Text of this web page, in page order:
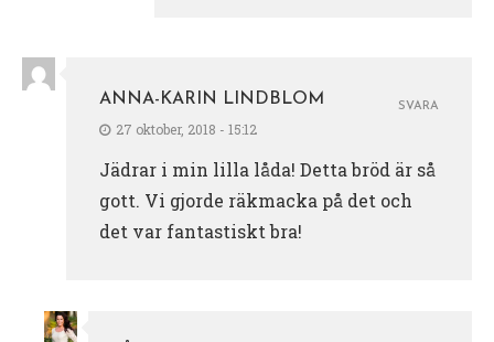
ANNA-KARIN LINDBLOM
27 oktober, 2018 - 15:12
Jädrar i min lilla låda! Detta bröd är så
gott. Vi gjorde räkmacka på det och
det var fantastiskt bra!
SVARA